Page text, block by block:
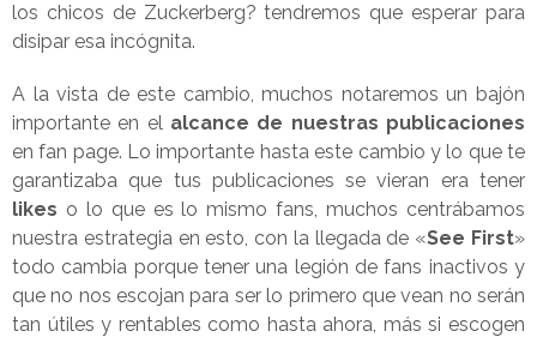
los chicos de Zuckerberg? tendremos que esperar para
disipar esa incógnita.
A la vista de este cambio, muchos notaremos un bajón
importante en el alcance de nuestras publicaciones
en fan page. Lo importante hasta este cambio y lo que te
garantizaba que tus publicaciones se vieran era tener
likes o lo que es lo mismo fans, muchos centrábamos
nuestra estrategia en esto, con la llegada de «See First»
todo cambia porque tener una legión de fans inactivos y
que no nos escojan para ser lo primero que vean no serán
tan útiles y rentables como hasta ahora, más si escogen